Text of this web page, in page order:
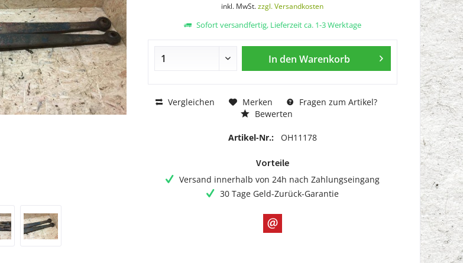
inkl. MwSt.zzgl. Versandkosten
Sofort versandfertig, Lieferzeit ca. 1-3 Werktage
In den Warenkorb
Vergleichen Merken
Fragen zum Artikel?
Bewerten
Artikel-Nr.: OH11178
Vorteile
Versand innerhalb von 24h nach Zahlungseingang
30 Tage Geld-Zurück-Garantie